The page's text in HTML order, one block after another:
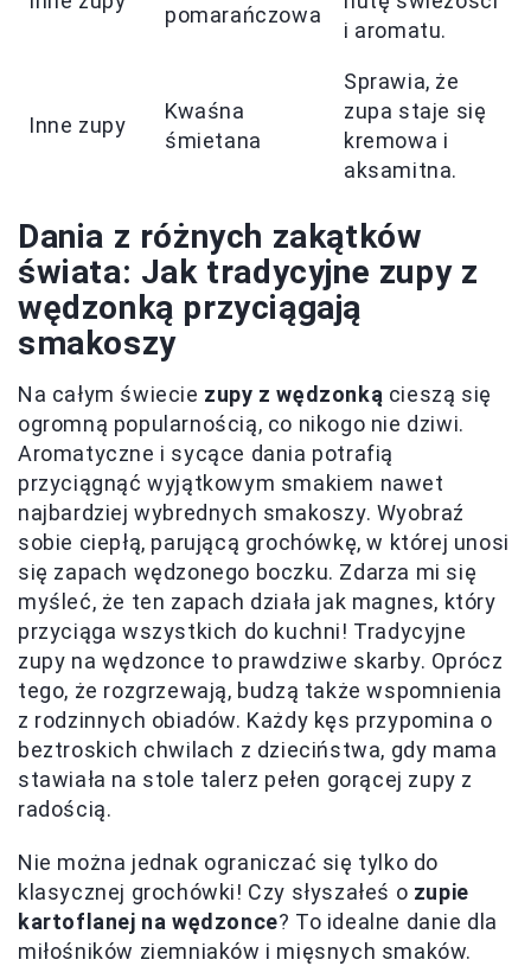
pomarańczowa
i aromatu.
Inne zupy
Kwaśna
śmietana
Sprawia, że
zupa staje się
kremowa i
aksamitna.
Dania z różnych zakątków
świata: Jak tradycyjne zupy z
wędzonką przyciągają
smakoszy
Na całym świecie zupy z wędzonką cieszą się
ogromną popularnością, co nikogo nie dziwi.
Aromatyczne i sycące dania potrafią
przyciągnąć wyjątkowym smakiem nawet
najbardziej wybrednych smakoszy. Wyobraź
sobie ciepłą, parującą grochówkę, w której unosi
się zapach wędzonego boczku. Zdarza mi się
myśleć, że ten zapach działa jak magnes, który
przyciąga wszystkich do kuchni! Tradycyjne
zupy na wędzonce to prawdziwe skarby. Oprócz
tego, że rozgrzewają, budzą także wspomnienia
z rodzinnych obiadów. Każdy kęs przypomina o
beztroskich chwilach z dzieciństwa, gdy mama
stawiała na stole talerz pełen gorącej zupy z
radością.
Nie można jednak ograniczać się tylko do
klasycznej grochówki! Czy słyszałeś o zupie
kartoflanej na wędzonce? To idealne danie dla
miłośników ziemniaków i mięsnych smaków.